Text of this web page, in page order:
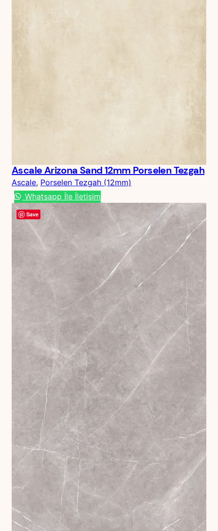
Ascale Arizona Sand 12mm Porselen Tezgah
Ascale, Porselen Tezgah (12mm)
Whatsapp İle İletişim
Save